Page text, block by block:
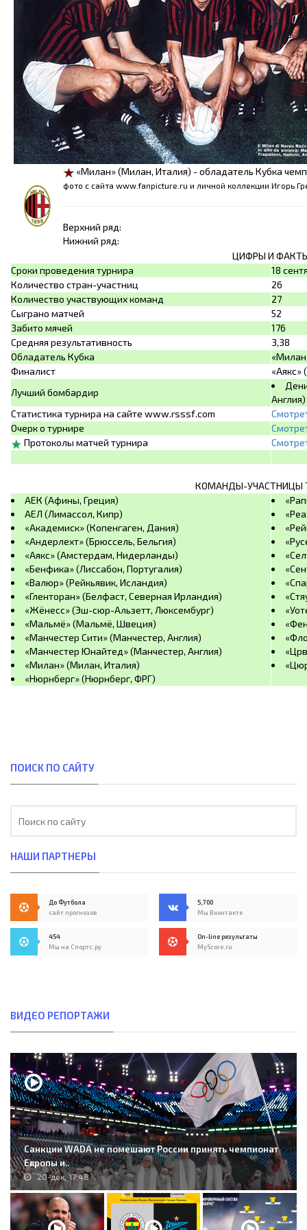
«Милан» (Милан, Италия) - обладатель Кубка
фото с сайта www.fanpicture.ru и личной коллекции Игорь
Верхний ряд:
Нижний ряд:
ЦИФРЫ И
Сроки проведения турнира
18
Количество стран-участниц
26
Количество участвующих команд
27
Сыграно матчей
52
Забито мячей
176
Средняя результативность
3,38
Обладатель Кубка
Финалист
Лучший бомбардир
Статистика турнира на сайте www.rsssf.com
Очерк о турнире
Протоколы матчей турнира
КОМАНДЫ-УЧАСТНИЦЫ
АЕК (Афины, Греция)
АЕЛ (Лимассол, Кипр)
«Академиск» (Копенгаген, Дания)
«Андерлехт» (Брюссель, Бельгия)
«Аякс» (Амстердам, Нидерланды)
«Бенфика» (Лиссабон, Португалия)
«Валюр» (Рейкьявик, Исландия)
«Гленторан» (Белфаст, Северная Ирландия)
«Жёнесс» (Эш-сюр-Альзетт, Люксембург)
«Мальмё» (Мальмё, Швеция)
«Манчестер Сити» (Манчестер, Англия)
«Манчестер Юнайтед» (Манчестер, Англия)
«Милан» (Милан, Италия)
«Нюрнберг» (Нюрнберг, ФРГ)
ПОИСК ПО САЙТУ
НАШИ ПАРТНЕРЫ
До Футбола
сайт прогнозов
5,700
Мы Вконтакте
454
Мы на Спортс.ру
On-line результаты
MyScore.ru
ВИДЕО РЕПОРТАЖИ
Санкции WADA не помешают России принять чемпионат
Европы и..
20-дек, 17:48